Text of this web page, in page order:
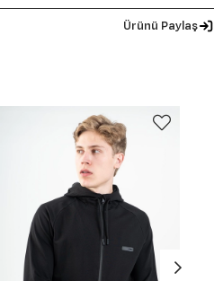
Ürünü Paylaş